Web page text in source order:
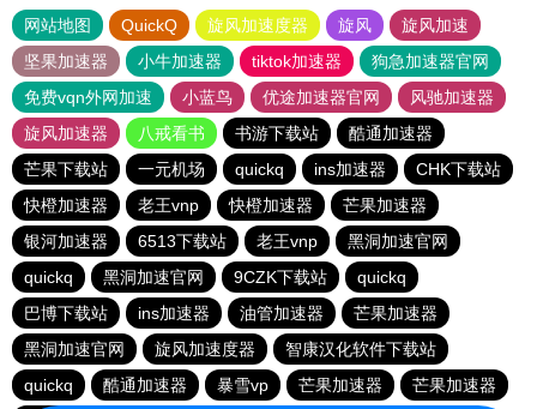
网站地图 QuickQ 旋风加速度器 旋风
旋风加速
坚果加速器
小牛加速器 tiktok加速器
狗急加速器官网
免费vqn外网加速
小蓝鸟 优途加速器官网
风驰加速器
旋风加速器
八戒看书 书游下载站
酷通加速器
芒果下载站
一元机场 quickq ins加速器
CHK下载站
快橙加速器
老王vnp 快橙加速器
芒果加速器
银河加速器
6513下载站 老王vnp
黑洞加速官网
quickq
黑洞加速官网 9CZK下载站
quickq
巴博下载站
ins加速器 油管加速器
芒果加速器
黑洞加速官网
旋风加速度器
智康汉化软件下载站
quickq
酷通加速器 暴雪vp 芒果加速器 芒果加速器